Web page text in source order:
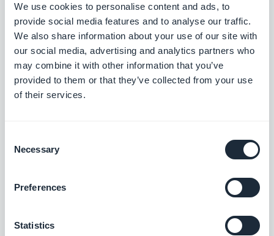
We use cookies to personalise content and ads, to
provide social media features and to analyse our traffic.
We also share information about your use of our site with
our social media, advertising and analytics partners who
may combine it with other information that you’ve
provided to them or that they’ve collected from your use
of their services.
Selection
Necessary
Preferences
Statistics
proyecto para crear una aplicación
excepcional.
Extensiones asociadas
Con el add-on Make, tienes la capacidad